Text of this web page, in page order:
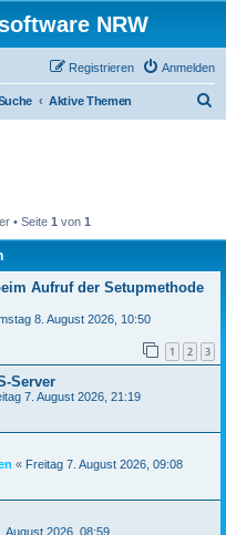
NRW
Anmelden
Registrieren
Aktive Themen
• Seite 1 von 1
Aufruf der Setupmethode
8. August 2026, 10:50
1 2 3
Server
7. August 2026, 21:19
« Freitag 7. August 2026, 09:08
August 2026, 08:59